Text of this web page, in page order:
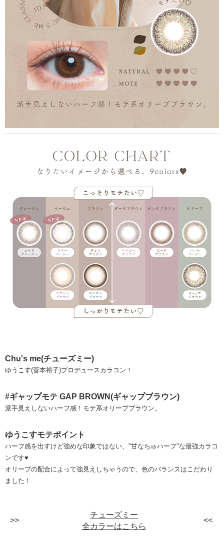
Chu's me(チューズミー)
ゆうこす(菅本裕子)プロデュースカラコン！
#ギャップモテ GAP BROWN(ギャップブラウン)
派手見えしないハーフ感！モテ系オリーブブラウン。
ゆうこすモテポイント
ハーフ感を出すけど強めな印象ではない、"甘なちゅハーフ"な最強カラコ
ンです♥
オリーブの配合によって強見えしちゃうので、色のバランスはこだわり
ました！
チューズミー
全カラーはこちら